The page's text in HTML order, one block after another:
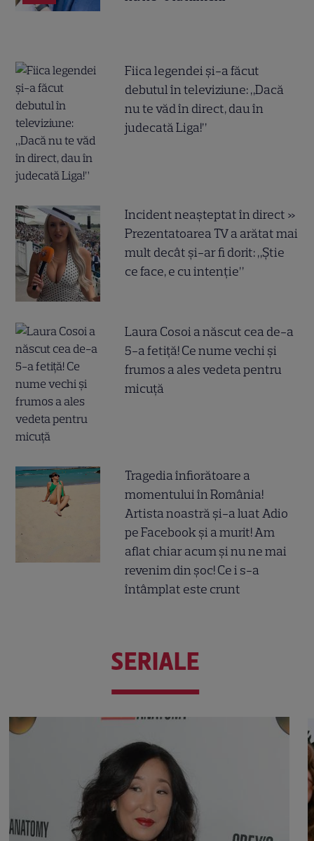
Fiica legendei și-a făcut
debutul în televiziune: „Dacă
nu te văd în direct, dau în
judecată Liga!”
Incident neașteptat în direct »
Prezentatoarea TV a arătat mai
mult decât și-ar fi dorit: „Știe
ce face, e cu intenție”
Laura Cosoi a născut cea de-a
5-a fetiță! Ce nume vechi și
frumos a ales vedeta pentru
micuță
Tragedia înfiorătoare a
momentului în România!
Artista noastră și-a luat Adio
pe Facebook și a murit! Am
aflat chiar acum și nu ne mai
revenim din șoc! Ce i s-a
întâmplat este crunt
SERIALE